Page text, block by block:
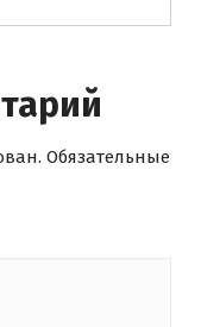
Обязательные